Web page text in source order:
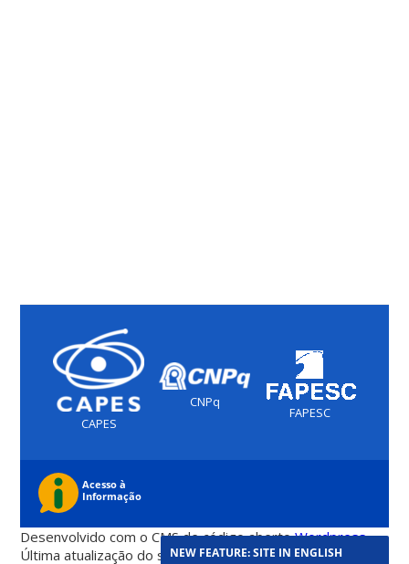
NEW FEATURE: SITE IN ENGLISH
CAPES
CNPq
FAPESC
Desenvolvido com o CMS de código abertoWordpress
Última atualização do site foi em 05 de agosto 2026 -